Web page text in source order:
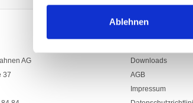
Ablehnen
AG
37
LINKS
Downloads
AGB
Impressum